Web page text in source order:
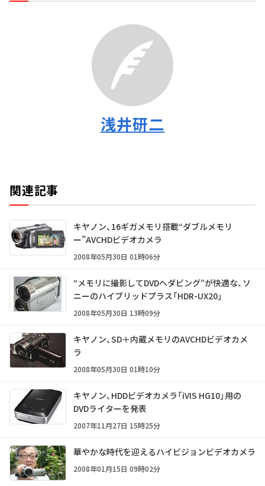
浅井研二
関連記事
キヤノン、16ギガメモリ搭載“ダブルメモリ
ー”AVCHDビデオカメラ
2008年05月30日 01時06分
“メモリに撮影してDVDへダビング”が快適な、ソ
ニーのハイブリッドプラス「HDR-UX20」
2008年05月30日 13時09分
キヤノン、SD＋内蔵メモリのAVCHDビデオカメ
ラ
2008年05月30日 01時10分
キヤノン、HDDビデオカメラ「iVIS HG10」用の
DVDライターを発表
2007年11月27日 15時25分
華やかな時代を迎えるハイビジョンビデオカメラ
2008年01月15日 09時02分